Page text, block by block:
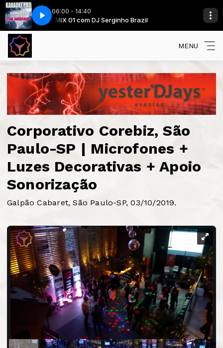
06:00 - 14:40
MIX 01 com DJ Serginho Brazil
Weekend Coldplay Feat Beyonce - Hymn For The Weekend
MENU
Corporativo Corebiz, São
Paulo-SP | Microfones +
Luzes Decorativas + Apoio
Sonorização
Galpão Cabaret, São Paulo-SP, 03/10/2019.